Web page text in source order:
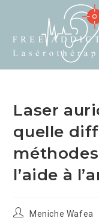
Laser
quelle
l’aide à
Meniche Wafea